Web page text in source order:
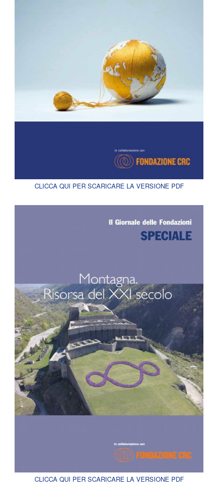
CLICCA QUI PER SCARICARE LA VERSIONE PDF
CLICCA QUI PER SCARICARE LA VERSIONE PDF